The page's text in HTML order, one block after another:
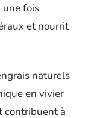
une fois
et nourrit
naturels
en vivier
contribuent à